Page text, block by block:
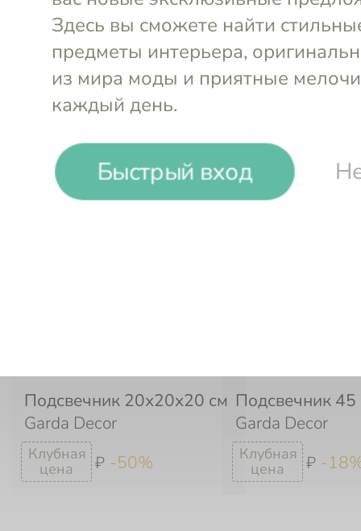
Быстрый вход
Garda Decor.
предметы интерьера
₽ -50%
Подсвечник 20х20х20 см
Garda Decor
₽ -
Подсвечник 45
Garda Decor